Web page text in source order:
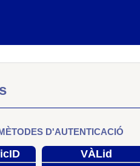
D'AUTENTICACIÓ
VÀLid